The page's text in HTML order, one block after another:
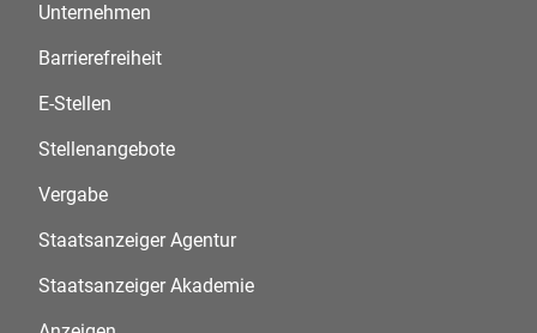
Unternehmen
Barrierefreiheit
E-Stellen
Stellenangebote
Vergabe
Staatsanzeiger Agentur
Staatsanzeiger Akademie